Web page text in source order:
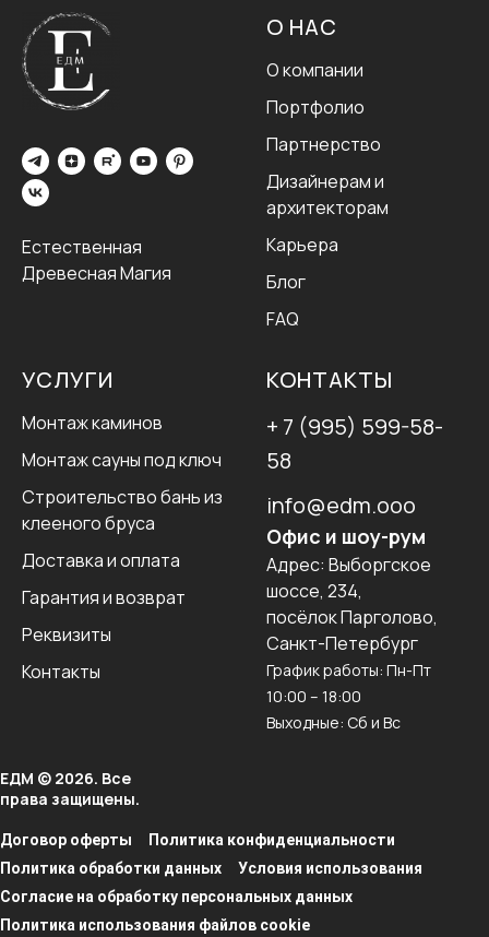
Естественная
Древесная Магия
О НАС
О компании
Портфолио
Партнерство
Дизайнерам и
архитекторам
Карьера
Блог
FAQ
УСЛУГИ
Монтаж каминов
Монтаж сауны под ключ
Строительство бань из
клееного бруса
Доставка и оплата
Гарантия и возврат
Реквизиты
Контакты
КОНТАКТЫ
+ 7 (995) 599-58-
58
info@edm.ooo
Офис и шоу-рум
Адрес: Выборгское
шоссе, 234,
посёлок Парголово,
Санкт-Петербург
График работы: Пн-Пт
10:00 – 18:00
Выходные: Сб и Вс
ЕДМ © 2026. Все
права защищены.
Договор оферты
Политика конфиденциальности
Политика обработки данных
Условия использования
Согласие на обработку персональных данных
Политика использования файлов cookie